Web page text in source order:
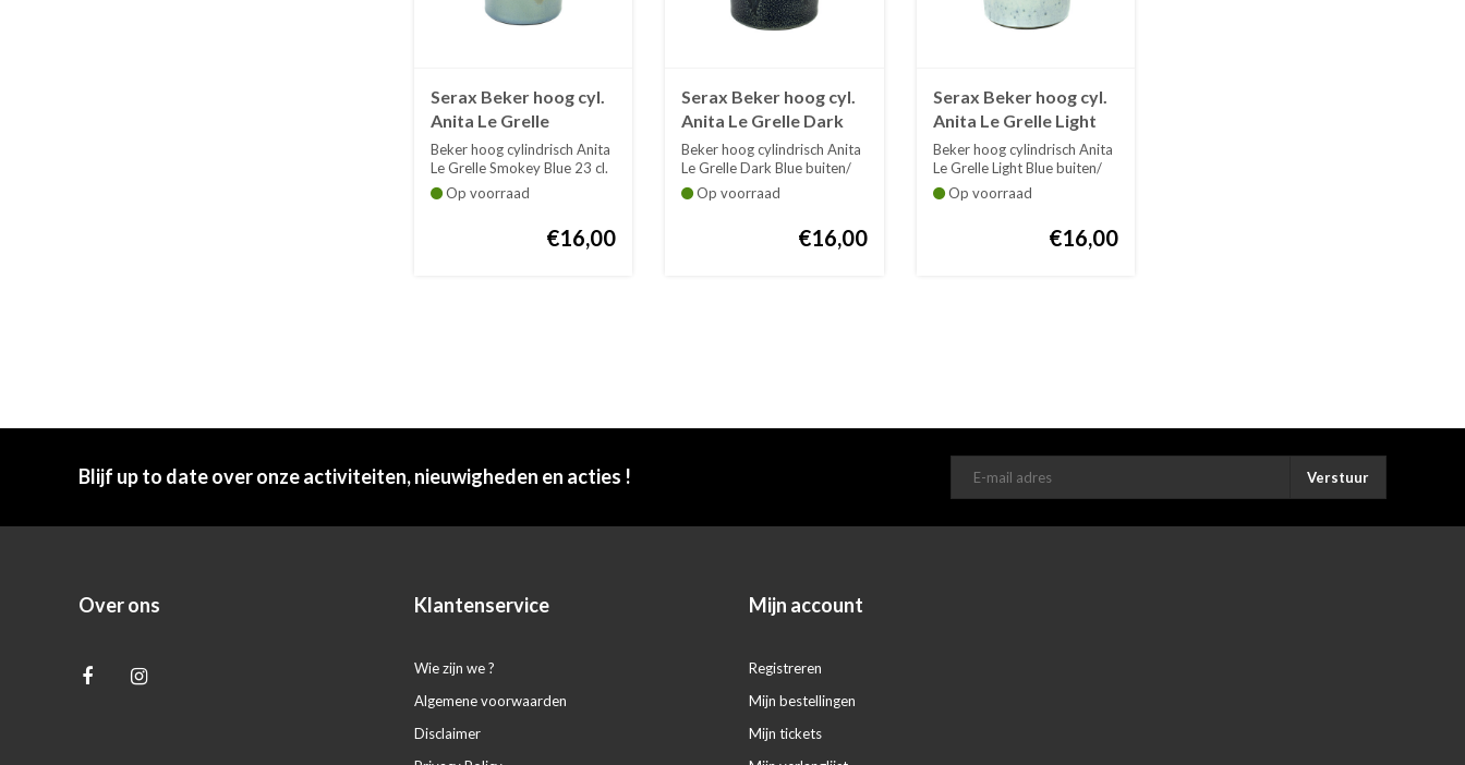
Serax Beker hoog cyl.
Anita Le Grelle
Smokey Blue 23 cl
B5116107
Beker hoog cylindrisch Anita
Le Grelle Smokey Blue 23 cl.
Di...Op voorraad
€16,00
Serax Beker hoog cyl.
Anita Le Grelle Dark
Blue / Rust 23 cl
B5116108
Beker hoog cylindrisch Anita
Le Grelle Dark Blue buiten/
Rus...Op voorraad
€16,00
Serax Beker hoog cyl.
Anita Le Grelle Light
Blue / Smokey Blue 23
cl B5116110
Beker hoog cylindrisch Anita
Le Grelle Light Blue buiten/
S...Op voorraad
€16,00
Blijf up to date over onze activiteiten, nieuwigheden en acties ! Verstuur
Over ons Klantenservice
Wie zijn we ?
Algemene voorwaarden
Disclaimer
Mijn account
Registreren
Mijn bestellingen
Mijn tickets